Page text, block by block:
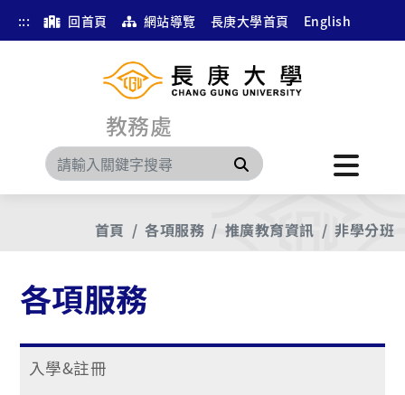
::: 回首頁 網站導覽 長庚大學首頁 English
教務處
搜尋
首頁 各項服務 推廣教育資訊 非學分班
各項服務
入學&註冊